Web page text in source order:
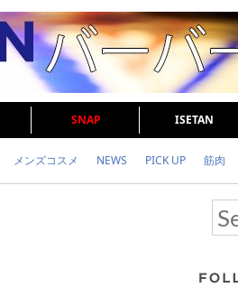
SNAP ISETAN
メンズコスメ NEWS PICK UP 筋肉
頭皮ケア